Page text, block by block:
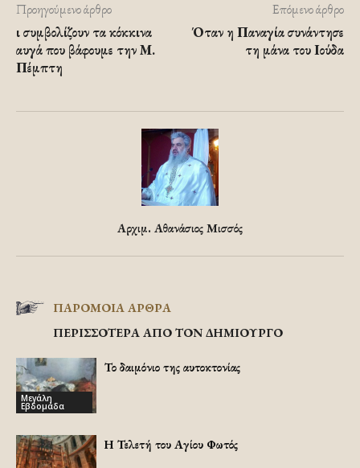
Προηγούμενο άρθρο
ι συμβολίζουν τα κόκκινα
αυγά που βάφουμε την Μ.
Πέμπτη
Επόμενο άρθρο
Όταν η Παναγία συνάντησε
τη μάνα του Ιούδα
Αρχιμ. Αθανάσιος Μισσός
ΠΑΡΟΜΟΙΑ ΑΡΘΡΑ
ΠΕΡΙΣΣΟΤΕΡΑ ΑΠΟ ΤΟΝ ΔΗΜΙΟΥΡΓΟ
Μεγάλη
Εβδομάδα
Το δαιμόνιο της αυτοκτονίας
Η Τελετή του Αγίου Φωτός